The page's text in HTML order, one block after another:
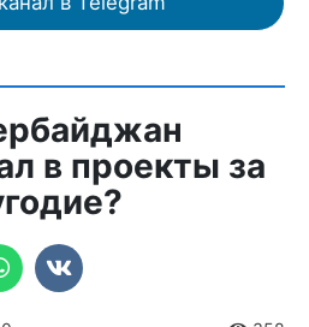
в проекты за